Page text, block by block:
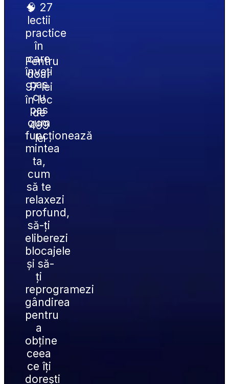
Pentru
doar
97 lei
în loc
de
499
lei
🧠 27
lectii
practice
în
care
înveți
pas
cu
pas
cum
funcționează
mintea
ta,
cum
să te
relaxezi
profund,
să-ți
eliberezi
blocajele
și să-
ți
reprogramezi
gândirea
pentru
a
obține
ceea
ce îți
dorești